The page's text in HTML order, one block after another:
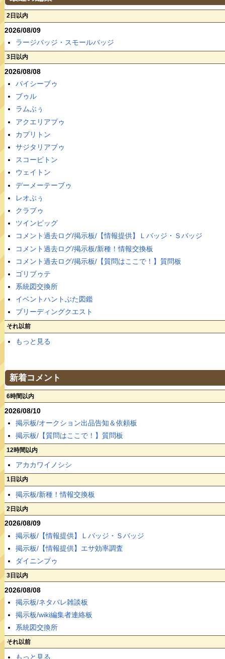
2日以内
2026/08/09
ラージバッジ・スモールバッジ
3日以内
2026/08/08
パイシーブゥ
ブゥル
ラムぶぅ
アクエリアブゥ
カプリトン
サジタリアブゥ
スコーピトン
ウェイトン
デーメーテーブゥ
レオぶぅ
クラブゥ
ツインピッグ
コメント過去ログ/掲示板/【情報提供】Ｌバッジ・Ｓバッジ
コメント過去ログ/掲示板/新種！情報交換板
コメント過去ログ/掲示板/【質問はここで！】質問板
ゴリブゥテ
系統図交換所
イベントハントぶた図鑑
ブリーディングクエスト
それ以前
もっと見る
新着コメント
6時間以内
2026/08/10
掲示板/オークション出品告知＆依頼板
掲示板/【質問はここで！】質問板
12時間以内
アカカワイノシシ
1日以内
掲示板/新種！情報交換板
2日以内
2026/08/09
掲示板/【情報提供】Ｌバッジ・Ｓバッジ
掲示板/【情報提供】エサ効率調査
ダイニンブゥ
3日以内
2026/08/08
掲示板/ネタバレ雑談板
掲示板/wiki編集者連絡板
系統図交換所
それ以前
もっと見る